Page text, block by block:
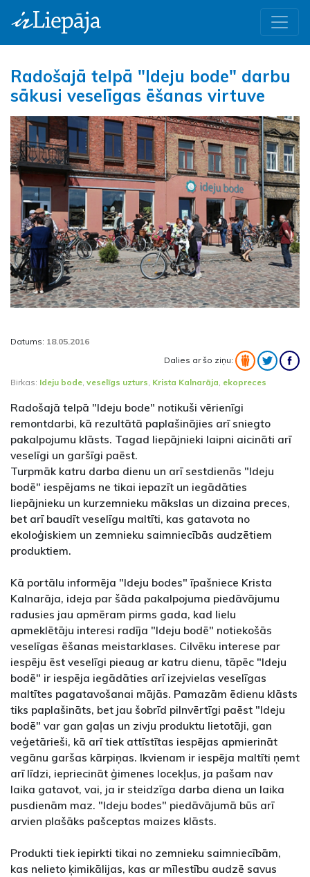
Radošajā telpā "Ideju bode" darbu
sākusi veselīgas ēšanas virtuve
Datums: 18.05.2016
Dalies ar šo ziņu:
Birkas: Ideju bode, veselīgs uzturs, Krista Kalnarāja, ekopreces
Radošajā telpā "Ideju bode" notikuši vērienīgi
remontdarbi, kā rezultātā paplašinājies arī sniegto
pakalpojumu klāsts. Tagad liepājnieki laipni aicināti arī
veselīgi un garšīgi paēst.
Turpmāk katru darba dienu un arī sestdienās "Ideju
bodē" iespējams ne tikai iepazīt un iegādāties
liepājnieku un kurzemnieku mākslas un dizaina preces,
bet arī baudīt veselīgu maltīti, kas gatavota no
ekoloģiskiem un zemnieku saimniecībās audzētiem
produktiem.
Kā portālu informēja "Ideju bodes" īpašniece Krista
Kalnarāja, ideja par šāda pakalpojuma piedāvājumu
radusies jau apmēram pirms gada, kad lielu
apmeklētāju interesi radīja "Ideju bodē" notiekošās
veselīgas ēšanas meistarklases. Cilvēku interese par
iespēju ēst veselīgi pieaug ar katru dienu, tāpēc "Ideju
bodē" ir iespēja iegādāties arī izejvielas veselīgas
maltītes pagatavošanai mājās. Pamazām ēdienu klāsts
tiks paplašināts, bet jau šobrīd pilnvērtīgi paēst "Ideju
bodē" var gan gaļas un zivju produktu lietotāji, gan
veģetārieši, kā arī tiek attīstītas iespējas apmierināt
vegānu garšas kārpiņas. Ikvienam ir iespēja maltīti ņemt
arī līdzi, iepriecināt ģimenes locekļus, ja pašam nav
laika gatavot, vai, ja ir steidzīga darba diena un laika
pusdienām maz. "Ideju bodes" piedāvājumā būs arī
arvien plašāks pašceptas maizes klāsts.
Produkti tiek iepirkti tikai no zemnieku saimniecībām,
kas nelieto ķimikālijas, kas ar mīlestību audzē savus